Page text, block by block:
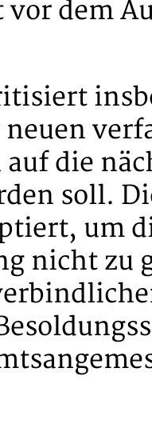
dem
die
soll.
um
nicht zu